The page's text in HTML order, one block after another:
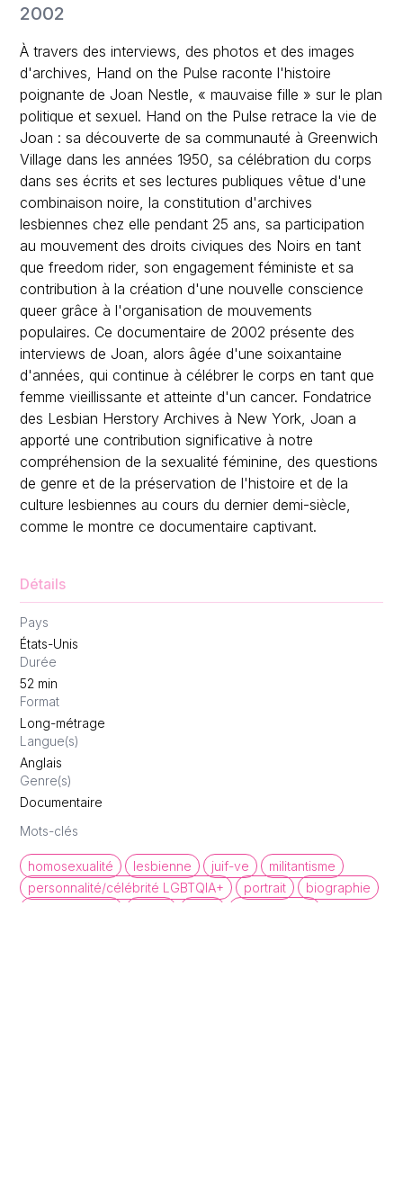
2002
À travers des interviews, des photos et des images
d'archives, Hand on the Pulse raconte l'histoire
poignante de Joan Nestle, « mauvaise fille » sur le plan
politique et sexuel. Hand on the Pulse retrace la vie de
Joan : sa découverte de sa communauté à Greenwich
Village dans les années 1950, sa célébration du corps
dans ses écrits et ses lectures publiques vêtue d'une
combinaison noire, la constitution d'archives
lesbiennes chez elle pendant 25 ans, sa participation
au mouvement des droits civiques des Noirs en tant
que freedom rider, son engagement féministe et sa
contribution à la création d'une nouvelle conscience
queer grâce à l'organisation de mouvements
populaires. Ce documentaire de 2002 présente des
interviews de Joan, alors âgée d'une soixantaine
d'années, qui continue à célébrer le corps en tant que
femme vieillissante et atteinte d'un cancer. Fondatrice
des Lesbian Herstory Archives à New York, Joan a
apporté une contribution significative à notre
compréhension de la sexualité féminine, des questions
de genre et de la préservation de l'histoire et de la
culture lesbiennes au cours du dernier demi-siècle,
comme le montre ce documentaire captivant.
Détails
Pays
États-Unis
Durée
52 min
Format
Long-métrage
Langue(s)
Anglais
Genre(s)
Documentaire
Mots-clés
homosexualité lesbienne juif-ve
militantisme
personnalité/célébrité LGBTQIA+
portrait
biographie